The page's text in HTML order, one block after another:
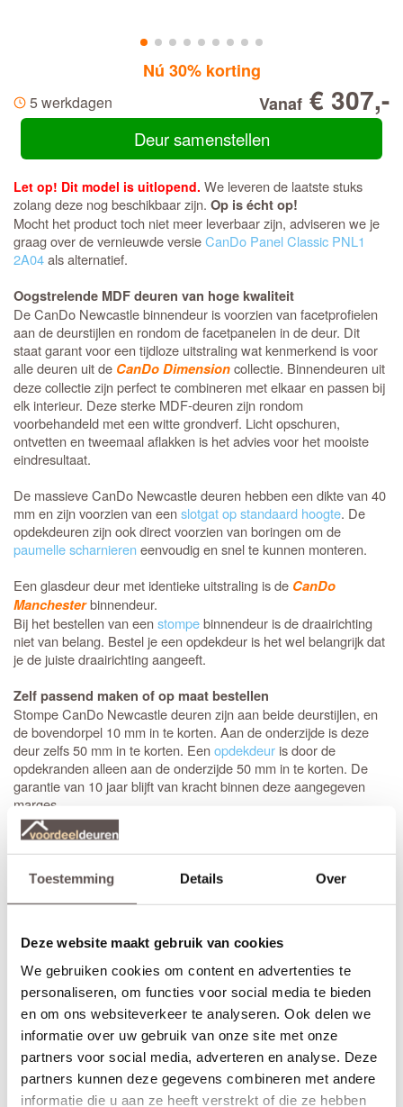
Toestemming Details Over
Deze website maakt gebruik van cookies
We gebruiken cookies om content en advertenties te
personaliseren, om functies voor social media te bieden
en om ons websiteverkeer te analyseren. Ook delen we
informatie over uw gebruik van onze site met onze
partners voor social media, adverteren en analyse. Deze
partners kunnen deze gegevens combineren met andere
informatie die u aan ze heeft verstrekt of die ze hebben
Nú 30% korting
5 werkdagen Vanaf € 307,-
Deur samenstellen
Let op! Dit model is uitlopend. We leveren de laatste stuks
zolang deze nog beschikbaar zijn. Op is écht op!
Mocht het product toch niet meer leverbaar zijn, adviseren we je
graag over de vernieuwde versieCanDo Panel Classic PNL1
2A04als alternatief.
Oogstrelende MDF deuren van hoge kwaliteit
De CanDo Newcastle binnendeur is voorzien van facetprofielen
aan de deurstijlen en rondom de facetpanelen in de deur. Dit
staat garant voor een tijdloze uitstraling wat kenmerkend is voor
alle deuren uit de CanDo Dimensioncollectie. Binnendeuren uit
deze collectie zijn perfect te combineren met elkaar en passen bij
elk interieur. Deze sterke MDF-deuren zijn rondom
voorbehandeld met een witte grondverf. Licht opschuren,
ontvetten en tweemaal aflakken is het advies voor het mooiste
eindresultaat.
De massieve CanDo Newcastle deuren hebben een dikte van 40
mm en zijn voorzien van eenslotgat op standaard hoogte. De
opdekdeuren zijn ook direct voorzien van boringen om de
paumelle scharnieren eenvoudig en snel te kunnen monteren.
Een glasdeur deur met identieke uitstraling is de CanDo
Manchesterbinnendeur.
Bij het bestellen van eenstompebinnendeur is de draairichting
niet van belang. Bestel je een opdekdeur is het wel belangrijk dat
je de juiste draairichting aangeeft.
Zelf passend maken of op maat bestellen
Stompe CanDo Newcastle deuren zijn aan beide deurstijlen, en
de bovendorpel 10 mm in te korten. Aan de onderzijde is deze
deur zelfs 50 mm in te korten. Eenopdekdeur is door de
opdekranden alleen aan de onderzijde 50 mm in te korten. De
garantie van 10 jaar blijft van kracht binnen deze aangegeven
marges.
Maatwerk is mogelijk als de gewenste afmeting meer afwijkt dan
de aangegeven marges of als je kiest voor het gemak van deuren
op maat. De prijs en keuze voor maatwerk zijn zichtbaar onder de
Thuisbezorgd in slechts 5 werkdagen
(Bewerkingen zoals een extra tochtvaldorpel verlengt de levertijd
met 3 werkdagen)
Bekijk de video over de deuren uit de Dimension collectie: